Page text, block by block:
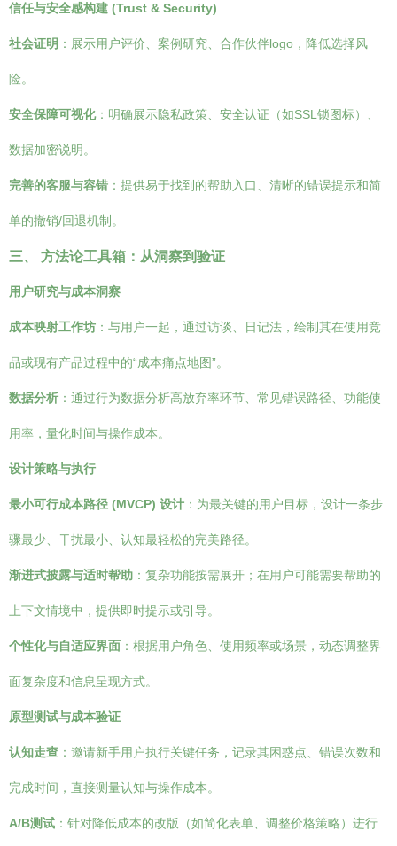
信任与安全感构建 (Trust & Security)
社会证明 ：展示用户评价、案例研究、合作伙伴logo，降低选择风
险。
安全保障可视化：明确展示隐私政策、安全认证（如SSL锁图标）、
数据加密说明。
完善的客服与容错 ：提供易于找到的帮助入口、清晰的错误提示和简
单的撤销/回退机制。
三、 方法论工具箱：从洞察到验证
用户研究与成本洞察
成本映射工作坊 ：与用户一起，通过访谈、日记法，绘制其在使用竞
品或现有产品过程中的“成本痛点地图”。
数据分析 ：通过行为数据分析高放弃率环节、常见错误路径、功能使
用率，量化时间与操作成本。
设计策略与执行
最小可行成本路径 (MVCP) 设计 ：为最关键的用户目标，设计一条步
骤最少、干扰最小、认知最轻松的完美路径。
渐进式披露与适时帮助 ：复杂功能按需展开；在用户可能需要帮助的
上下文情境中，提供即时提示或引导。
个性化与自适应界面 ：根据用户角色、使用频率或场景，动态调整界
面复杂度和信息呈现方式。
原型测试与成本验证
认知走查 ：邀请新手用户执行关键任务，记录其困惑点、错误次数和
完成时间，直接测量认知与操作成本。
A/B测试 ：针对降低成本的改版（如简化表单、调整价格策略）进行